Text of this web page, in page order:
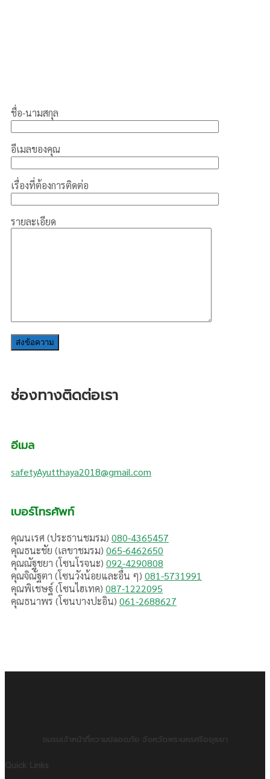
ชื่อ-นามสกุล
อีเมลของคุณ
เรื่องที่ต้องการติดต่อ
รายละเอียด
ช่องทางติดต่อเรา
อีเมล
safetyAyutthaya2018@gmail.com
เบอร์โทรศัพท์
คุณนเรศ (ประธานชมรม) 080-4365457
คุณธนะชัย (เลขาชมรม) 065-6462650
คุณณัฐชยา (โซนโรจนะ) 092-4290808
คุณจิณัฐตา (โซนวังน้อยและอื่น ๆ) 081-5731991
คุณพิเชษฐ์ (โซนไฮเทค) 087-1222095
คุณธนาพร (โซนบางปะอิน) 061-2688627